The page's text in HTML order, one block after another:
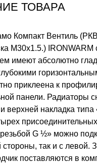
ТОВАРА
Компакт Вентиль
М30х1.5.) IRONWARM
имеют абсолютно
приклеена к
панели. Радиаторы
верхней накладка типа
G ½» можно
стороны, так и с левой.
поставляются в